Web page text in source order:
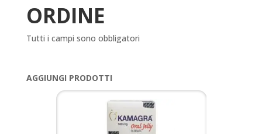
ORDINE
Tutti i campi sono obbligatori
AGGIUNGI PRODOTTI